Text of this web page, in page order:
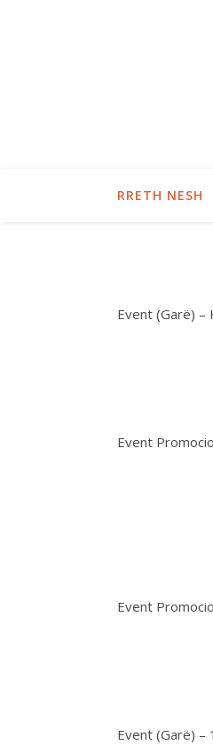
RRETH NESH
Event (Garë)
Event
Event
Event (Garë)